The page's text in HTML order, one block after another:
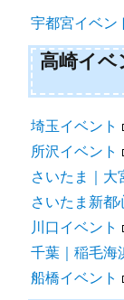
宇都宮イベン
高崎イ
埼玉イベント
所沢イベント
さいたま｜大
さいたま新都
川口イベント
千葉｜稲毛海
船橋イベント